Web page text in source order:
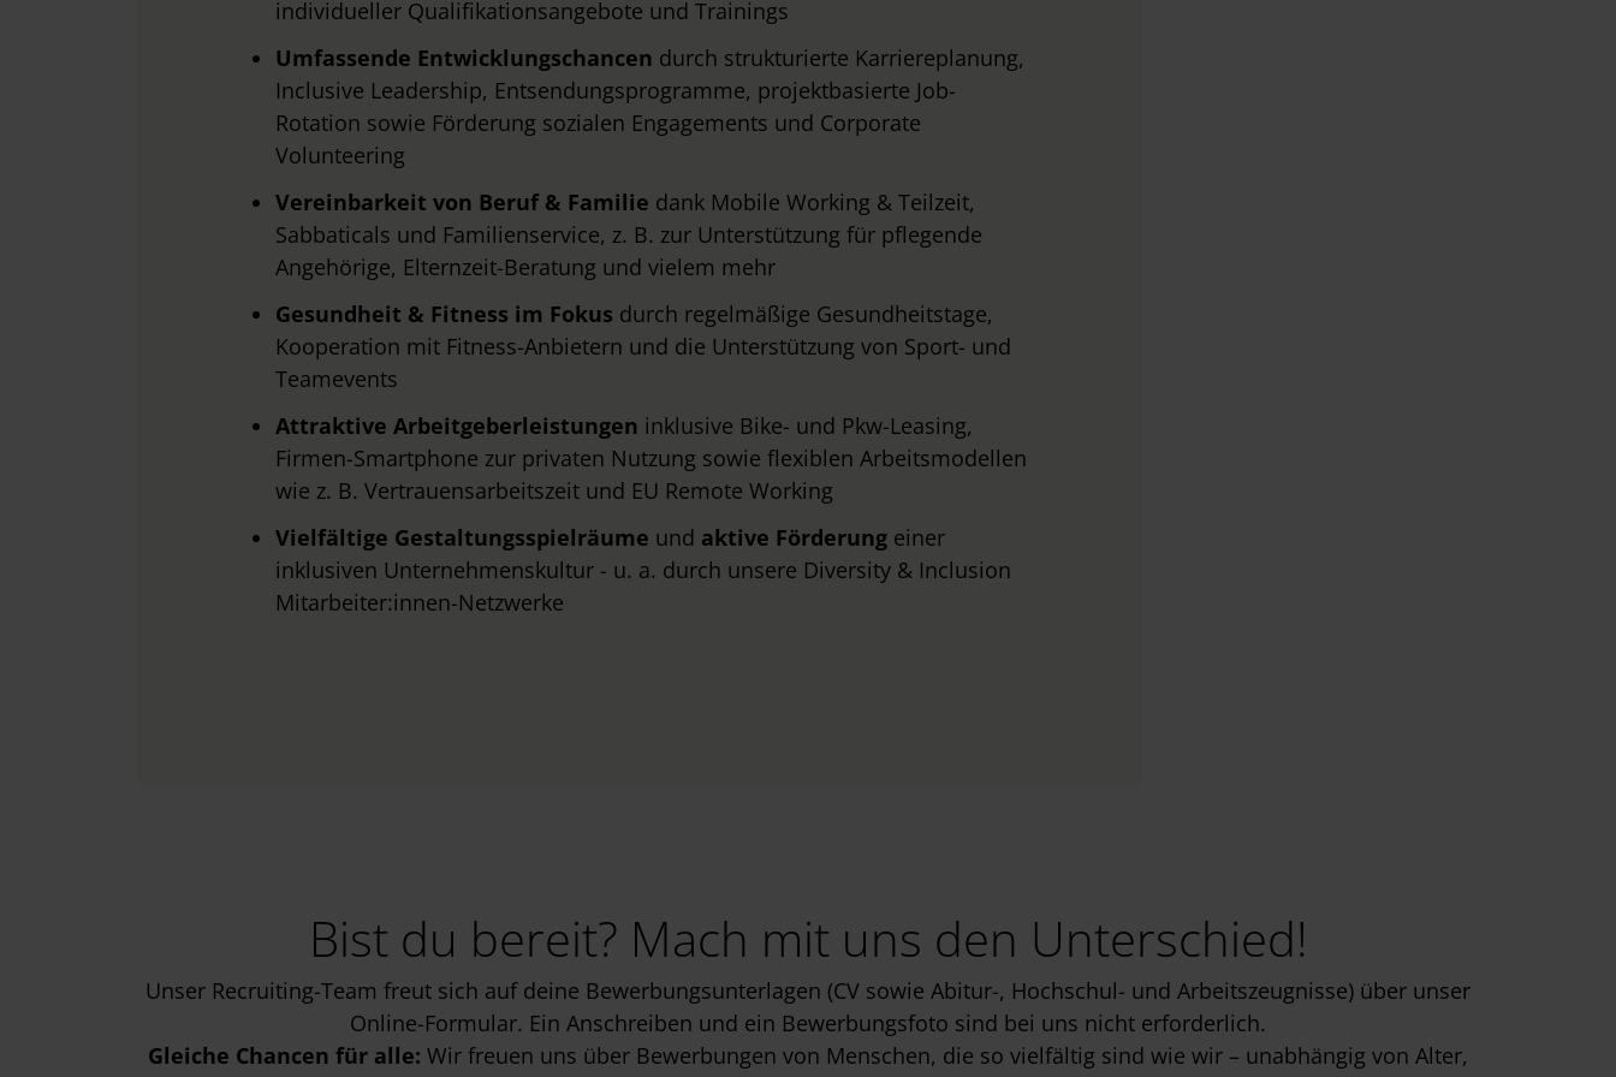
windividueller Qualifikationsangebote und Trainings
Umfassende Entwicklungschancen durch strukturierte Karriereplanung,
Inclusive Leadership, Entsendungsprogramme, projektbasierte Job-
Rotation sowie Förderung sozialen Engagements und Corporate
Volunteering
Vereinbarkeit von Beruf & Familie dank Mobile Working & Teilzeit,
Sabbaticals und Familienservice, z. B. zur Unterstützung für pflegende
Angehörige, Elternzeit-Beratung und vielem mehr
Gesundheit & Fitness im Fokus durch regelmäßige Gesundheitstage,
Kooperation mit Fitness-Anbietern und die Unterstützung von Sport- und
Teamevents
Attraktive Arbeitgeberleistungen inklusive Bike- und Pkw-Leasing,
Firmen-Smartphone zur privaten Nutzung sowie flexiblen Arbeitsmodellen
wie z. B. Vertrauensarbeitszeit und EU Remote Working
Vielfältige Gestaltungsspielräume und aktive Förderung einer
inklusiven Unternehmenskultur - u. a. durch unsere Diversity & Inclusion
Mitarbeiter:innen-Netzwerke
Bist du bereit? Mach mit uns den Unterschied!
Unser Recruiting-Team freut sich auf deine Bewerbungsunterlagen (CV sowie Abitur-, Hochschul- und Arbeitszeugnisse) über unser
Online-Formular. Ein Anschreiben und ein Bewerbungsfoto sind bei uns nicht erforderlich.
Gleiche Chancen für alle: Wir freuen uns über Bewerbungen von Menschen, die so vielfältig sind wie wir – unabhängig von Alter,